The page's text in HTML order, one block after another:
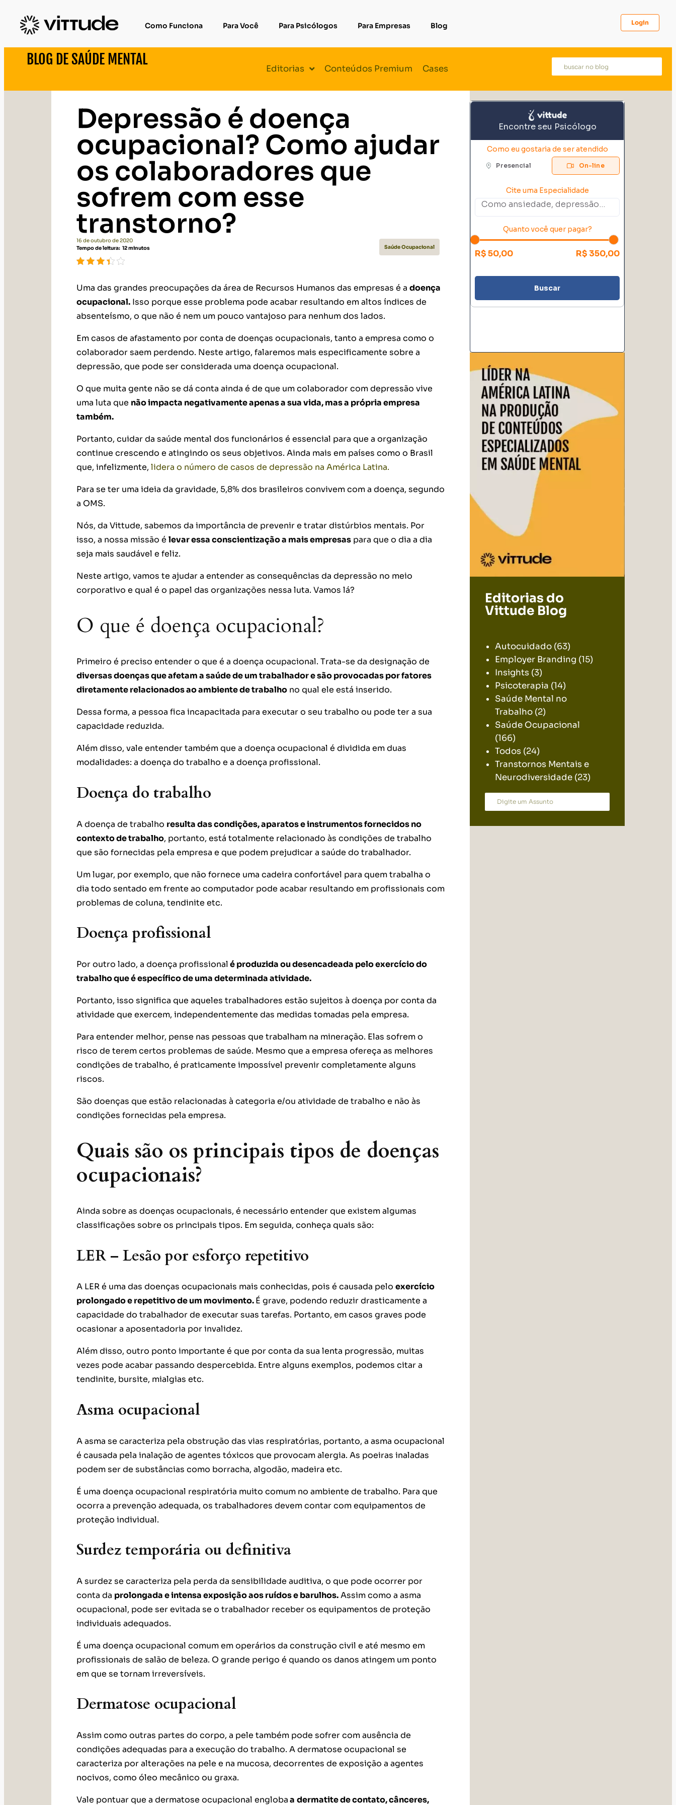
Como Funciona Para Você Para Psicólogos Para Empresas Blog Login
BLOG DE SAÚDE MENTAL
Editorias Conteúdos Premium Cases
Depressão é doença
ocupacional? Como ajudar
os colaboradores que
sofrem com esse
transtorno?
16 de outubro de 2020
Tempo de leitura: 12minutos Saúde Ocupacional
Uma das grandes preocupações da área de Recursos Humanos das empresas é a doença
ocupacional. Isso porque esse problema pode acabar resultando em altos índices de
absenteísmo, o que não é nem um pouco vantajoso para nenhum dos lados.
Em casos de afastamento por conta de doenças ocupacionais, tanto a empresa como o
colaborador saem perdendo. Neste artigo, falaremos mais especificamente sobre a
depressão, que pode ser considerada uma doença ocupacional.
O que muita gente não se dá conta ainda é de que um colaborador com depressão vive
uma luta que não impacta negativamente apenas a sua vida, mas a própria empresa
também.
Portanto, cuidar da saúde mental dos funcionários é essencial para que a organização
continue crescendo e atingindo os seus objetivos. Ainda mais em países como o Brasil
que, infelizmente, lidera o número de casos de depressão na América Latina.
Para se ter uma ideia da gravidade, 5,8% dos brasileiros convivem com a doença, segundo
a OMS.
Nós, da Vittude, sabemos da importância de prevenir e tratar distúrbios mentais. Por
isso, a nossa missão é levar essa conscientização a mais empresas para que o dia a dia
seja mais saudável e feliz.
Neste artigo, vamos te ajudar a entender as consequências da depressão no meio
corporativo e qual é o papel das organizações nessa luta. Vamos lá?
O que é doença ocupacional?
Primeiro é preciso entender o que é a doença ocupacional. Trata-se da designação de
diversas doenças que afetam a saúde de um trabalhador e são provocadas por fatores
diretamente relacionados ao ambiente de trabalho no qual ele está inserido.
Dessa forma, a pessoa fica incapacitada para executar o seu trabalho ou pode ter a sua
capacidade reduzida.
Além disso, vale entender também que a doença ocupacional é dividida em duas
modalidades: a doença do trabalho e a doença profissional.
Doença do trabalho
A doença de trabalho resulta das condições, aparatos e instrumentos fornecidos no
contexto de trabalho, portanto, está totalmente relacionado às condições de trabalho
que são fornecidas pela empresa e que podem prejudicar a saúde do trabalhador.
Um lugar, por exemplo, que não fornece uma cadeira confortável para quem trabalha o
dia todo sentado em frente ao computador pode acabar resultando em profissionais com
problemas de coluna, tendinite etc.
Doença profissional
Por outro lado, a doença profissionalé produzida ou desencadeada pelo exercício do
trabalho que é específico de uma determinada atividade.
Portanto, isso significa que aqueles trabalhadores estão sujeitos à doença por conta da
atividade que exercem, independentemente das medidas tomadas pela empresa.
Para entender melhor, pense nas pessoas que trabalham na mineração. Elas sofrem o
risco de terem certos problemas de saúde. Mesmo que a empresa ofereça as melhores
condições de trabalho, é praticamente impossível prevenir completamente alguns
riscos.
São doenças que estão relacionadas à categoria e/ou atividade de trabalho e não às
condições fornecidas pela empresa.
Quais são os principais tipos de doenças
ocupacionais?
Ainda sobre as doenças ocupacionais, é necessário entender que existem algumas
classificações sobre os principais tipos. Em seguida, conheça quais são:
LER – Lesão por esforço repetitivo
A LER é uma das doenças ocupacionais mais conhecidas, pois é causada pelo exercício
prolongado e repetitivo de um movimento.É grave, podendo reduzir drasticamente a
capacidade do trabalhador de executar suas tarefas. Portanto, em casos graves pode
ocasionar a aposentadoria por invalidez.
Além disso, outro ponto importante é que por conta da sua lenta progressão, muitas
vezes pode acabar passando despercebida. Entre alguns exemplos, podemos citar a
tendinite, bursite, mialgias etc.
Asma ocupacional
A asma se caracteriza pela obstrução das vias respiratórias, portanto, a asma ocupacional
é causada pela inalação de agentes tóxicos que provocam alergia. As poeiras inaladas
podem ser de substâncias como borracha, algodão, madeira etc.
É uma doença ocupacional respiratória muito comum no ambiente de trabalho. Para que
ocorra a prevenção adequada, os trabalhadores devem contar com equipamentos de
proteção individual.
Surdez temporária ou definitiva
A surdez se caracteriza pela perda da sensibilidade auditiva, o que pode ocorrer por
conta da prolongada e intensa exposição aos ruídos e barulhos.Assim como a asma
ocupacional, pode ser evitada se o trabalhador receber os equipamentos de proteção
individuais adequados.
É uma doença ocupacional comum em operários da construção civil e até mesmo em
profissionais de salão de beleza. O grande perigo é quando os danos atingem um ponto
em que se tornam irreversíveis.
Dermatose ocupacional
Assim como outras partes do corpo, a pele também pode sofrer com ausência de
condições adequadas para a execução do trabalho. A dermatose ocupacional se
caracteriza por alterações na pele e na mucosa, decorrentes de exposição a agentes
nocivos, como óleo mecânico ou graxa.
Vale pontuar que a dermatose ocupacional englobaa dermatite de contato, cânceres,
Editorias do
Vittude Blog
Autocuidado (63)
Employer Branding (15)
Insights (3)
Psicoterapia (14)
Saúde Mental no
Trabalho (2)
Saúde Ocupacional
(166)
Todos (24)
Transtornos Mentais e
Neurodiversidade (23)